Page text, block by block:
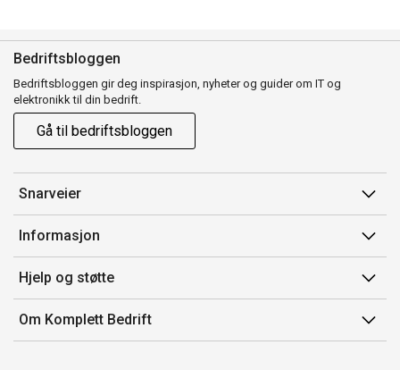
Bedriftsbloggen
Bedriftsbloggen gir deg inspirasjon, nyheter og guider om IT og
elektronikk til din bedrift.
Gå til bedriftsbloggen
Snarveier
Min side
Ordreoversikt
Mine produkter
Informasjon
Salgsbetingelser
Avtalevilkår for Komplett Bedrift Pluss
Produsenter
Hjelp og støtte
Kontakt oss
Retur
Om Komplett Bedrift